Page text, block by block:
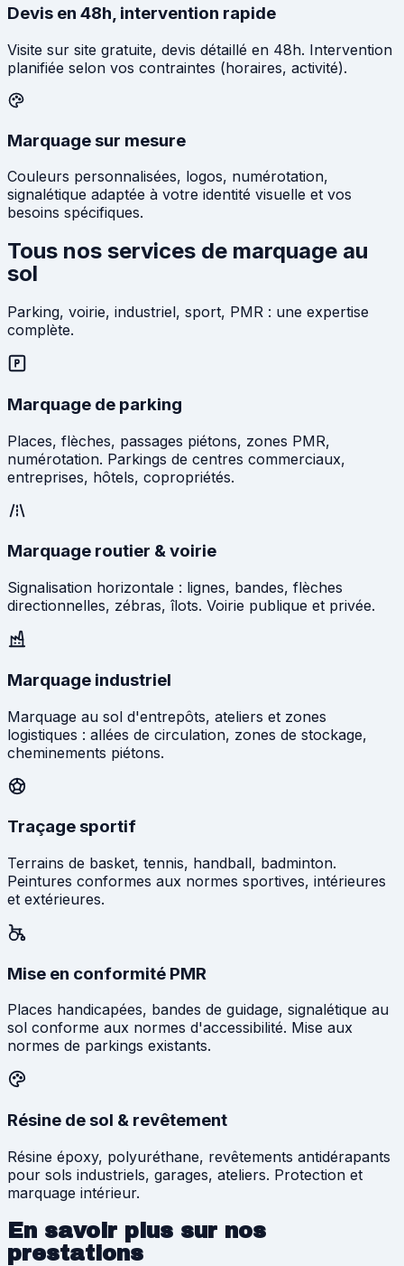
Devis en 48h, intervention rapide
Visite sur site gratuite, devis détaillé en 48h. Intervention
planifiée selon vos contraintes (horaires, activité).
Marquage sur mesure
Couleurs personnalisées, logos, numérotation,
signalétique adaptée à votre identité visuelle et vos
besoins spécifiques.
Tous nos services de marquage au
sol
Parking, voirie, industriel, sport, PMR : une expertise
complète.
Marquage de parking
Places, flèches, passages piétons, zones PMR,
numérotation. Parkings de centres commerciaux,
entreprises, hôtels, copropriétés.
Marquage routier & voirie
Signalisation horizontale : lignes, bandes, flèches
directionnelles, zébras, îlots. Voirie publique et privée.
Marquage industriel
Marquage au sol d'entrepôts, ateliers et zones
logistiques : allées de circulation, zones de stockage,
cheminements piétons.
Traçage sportif
Terrains de basket, tennis, handball, badminton.
Peintures conformes aux normes sportives, intérieures
et extérieures.
Mise en conformité PMR
Places handicapées, bandes de guidage, signalétique au
sol conforme aux normes d'accessibilité. Mise aux
normes de parkings existants.
Résine de sol & revêtement
Résine époxy, polyuréthane, revêtements antidérapants
pour sols industriels, garages, ateliers. Protection et
marquage intérieur.
En savoir plus sur nos
prestations